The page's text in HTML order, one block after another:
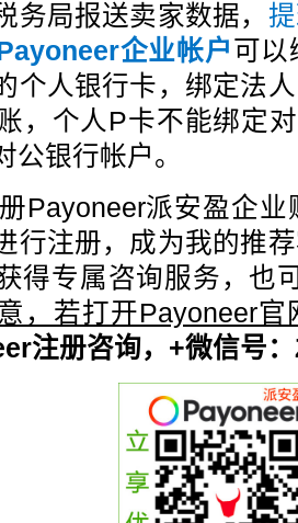
务局报送卖家数据，
企业帐户 可
个人银行卡，绑定法
，个人P卡不能绑定
公银行帐户。
派安盈企业
行注册，成为我的推
得专属咨询服务，也
，若打开Payoneer
注册咨询，+微信号